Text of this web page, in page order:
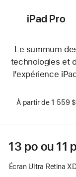
iPad Pro
Le summum
technologies et
l’expérience
À partir de 1 559 $
13 po ou 11
Écran Ultra Retina